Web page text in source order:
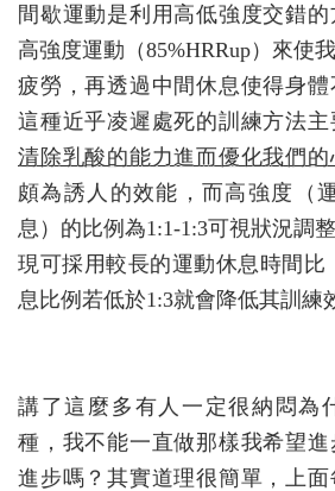
間歇運動是利用高低強度交錯
高強度運動（85%HRRup）來使
疲勞，再透過中間休息使得身體
這種近乎凌遲處死的訓練方法主
清除乳酸的能力進而優化我們的
頗為誘人的效能，而高強度（
息）的比例為1:1-1:3可視狀況調
現可採用較長的運動休息時間比
息比例若低於1:3就會降低其訓練
講了這麼多有人一定很納悶為
種，我不能一直做那樣我希望
進步嗎？其實道理很簡單，上